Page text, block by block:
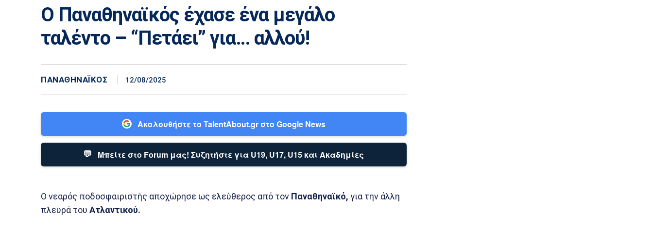
Ο Παναθηναϊκός έχασε ένα μεγάλο
ταλέντο – “Πετάει” για… αλλού!
ΠΑΝΑΘΗΝΑΪΚΌΣ 12/08/2025
Ακολουθήστε το TalentAbout.gr στο Google News
💬 Μπείτε στο Forum μας! Συζητήστε για U19, U17, U15 και Ακαδημίες
Ο νεαρός ποδοσφαιριστής αποχώρησε ως ελεύθερος από τον Παναθηναϊκό, για την άλλη
πλευρά του Ατλαντικού.